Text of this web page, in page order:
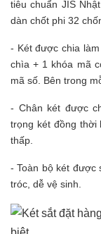
tiêu chuẩn JIS
dàn chốt phi 32
- Két được chia
chìa + 1 khóa mã
mã số. Bên trong
- Chân két được
trọng két đồng thời
thấp.
- Toàn bộ két được
tróc, dễ vệ sinh.